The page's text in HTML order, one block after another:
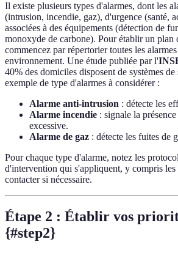
Il existe plusieurs types d'alarmes, dont les
(intrusion, incendie, gaz), d'urgence (santé,
associées à des équipements (détection de
monoxyde de carbone). Pour établir un plan
commencez par répertorier toutes les
environnement. Une étude publiée par l'
40% des domiciles disposent de systèmes
exemple de type d'alarmes à considérer :
Alarme anti-intrusion : détecte les
Alarme incendie : signale la
excessive.
Alarme de gaz : détecte les fuites de
Pour chaque type d'alarme, notez les
d'intervention qui s'appliquent, y compris les
contacter si nécessaire.
Étape 2 : Établir vos
{#step2}